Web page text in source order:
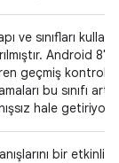
ve sınıfları
Android
geçmiş kontrolü
bu sınıfı artık
hale getiriyor.
bir